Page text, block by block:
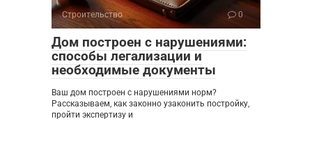
Строительство 0
Дом построен с нарушениями:
способы легализации и
необходимые документы
Ваш дом построен с нарушениями норм?
Рассказываем, как законно узаконить постройку,
пройти экспертизу и